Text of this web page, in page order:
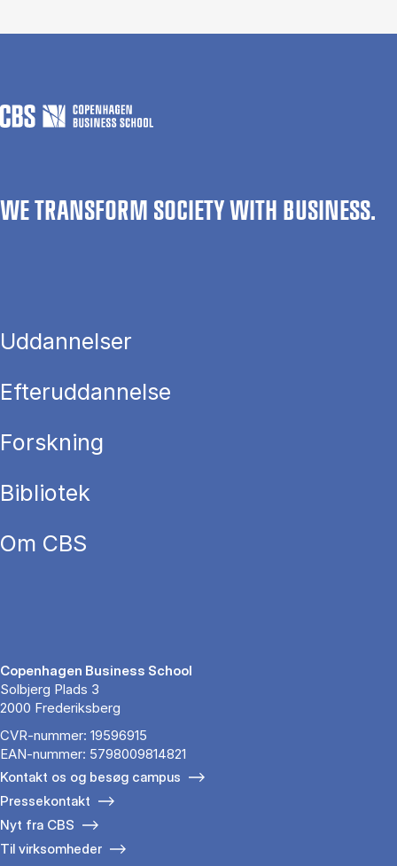
WE TRANSFORM SOCIETY WITH BUSINESS.
Uddannelser
Efteruddannelse
Forskning
Bibliotek
Om CBS
Copenhagen Business School
Solbjerg Plads 3
2000 Frederiksberg
CVR-nummer: 19596915
EAN-nummer: 5798009814821
Kontakt os og besøg campus
Pressekontakt
Nyt fra CBS
Til virksomheder